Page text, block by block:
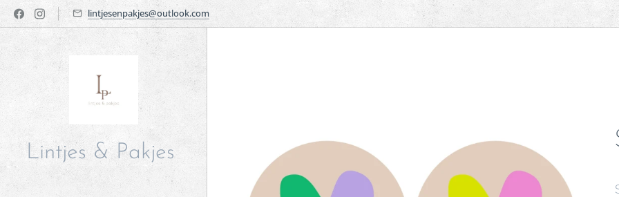
lintjesenpakjes@outlook.com
Lintjes & Pakjes